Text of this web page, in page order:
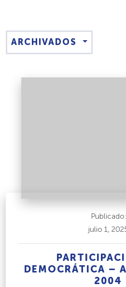
ARCHIVADOS
Publicado:
julio 1,
DEMOCRÁTICA –
2004